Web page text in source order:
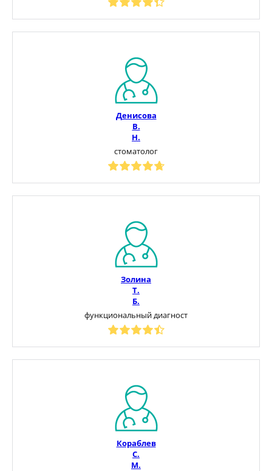
Денисова
В.
Н.
стоматолог
Золина
Т.
Б.
функциональный диагност
Кораблев
С.
М.